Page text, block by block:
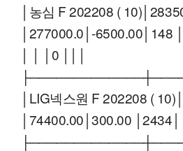
│농심 F 202208 (
│277000.0│-6500.00│148 │
│ │ │0 │││
│LIG넥스원 F 202208 (
│74400.00│300.00 │2434│